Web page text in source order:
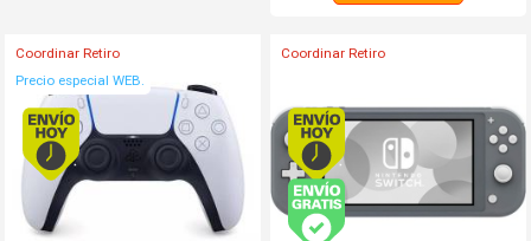
Coordinar Retiro
Precio especial WEB.
Envío hoy. Comprando antes de 13Hs.
Coordinar Retiro
Envío hoy.